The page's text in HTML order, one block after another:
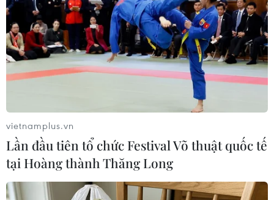
gọi đối thoại.
vietnamplus.vn
Lần đầu tiên tổ chức Festival Võ thuật quốc tế
tại Hoàng thành Thăng Long